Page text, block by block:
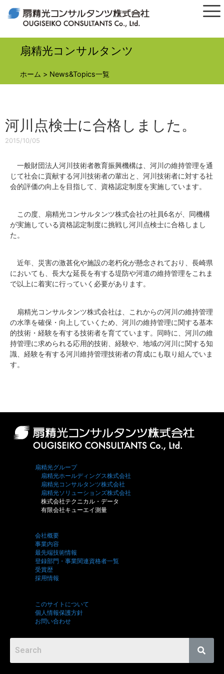
扇精光コンサルタンツ
ホーム > News&Topics一覧
河川点検士に合格しました。
2015/10/05
一般財団法人河川技術者教育振興機構は、河川の維持管理を通
じて社会に貢献する河川技術者の輩出と、河川技術者に対する社
会的評価の向上を目指して、資格認定制度を実施しています。
この度、扇精光コンサルタンツ株式会社の社員6名が、同機構
が実施している資格認定制度に挑戦し河川点検士に合格しまし
た。
近年、災害の激甚化や施設の老朽化が懸念されており、長崎県
においても、長大な延長を有する堤防や河道の維持管理をこれま
で以上に着実に行っていく必要があります。
扇精光コンサルタンツ株式会社は、これからの河川の維持管理
の水準を確保・向上していくため、河川の維持管理に関する基本
的技術・経験を有する技術者を育てています。同時に、河川の維
持管理に求められる応用的技術、経験や、地域の河川に関する知
識、経験を有する河川維持管理技術者の育成にも取り組んでいま
す。
扇精光グループ
扇精光ホールディングス株式会社
扇精光コンサルタンツ株式会社
扇精光ソリューションズ株式会社
株式会社テクニカル・データ
有限会社キューエイ測量
会社概要
事業内容
最先端技術情報
登録部門・事業関連資格者一覧
受賞歴
採用情報
このサイトについて
個人情報保護方針
お問い合わせ